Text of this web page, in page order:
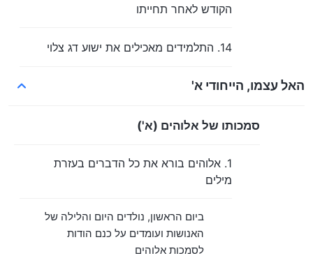
הקודש לאחר תחייתו
14. התלמידים מאכילים את ישוע דג צלוי
האל עצמו, הייחודי א'
סמכותו של אלוהים (א')
1. אלוהים בורא את כל הדברים בעזרת
מילים
ביום הראשון, נולדים היום והלילה של
האנושות ועומדים על כנם הודות
לסמכות אלוהים